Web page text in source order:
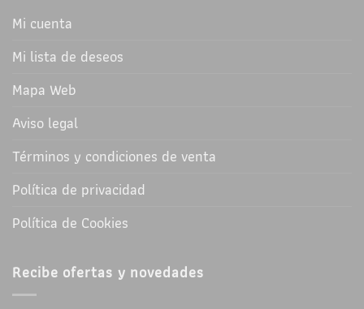
Mi cuenta
Mi lista de deseos
Mapa Web
Aviso legal
Términos y condiciones de venta
Política de privacidad
Política de Cookies
Recibe ofertas y novedades